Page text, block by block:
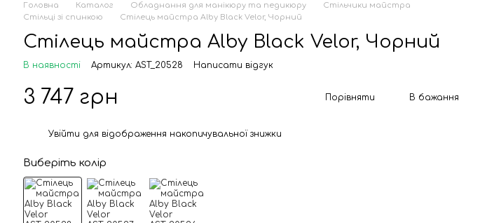
Головна Каталог Обладнання для манікюру та педикюру
Стільчики майстра
Стільці зі спинкою
Стілець майстра Alby Black Velor, Чорний
Стілець майстра Alby Black Velor, Чорний
В наявності Артикул: AST_20528 Написати відгук
3 747 грн Порівняти В бажання
Увійти для відображення накопичувальної знижки
Виберіть колір